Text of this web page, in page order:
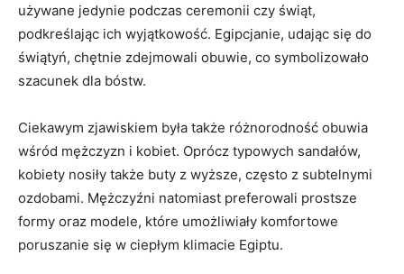
⁢używane jedynie podczas ceremonii czy ⁣świąt,
podkreślając ich wyjątkowość. Egipcjanie,‍ udając⁢ się do
świątyń, chętnie zdejmowali obuwie,⁣ co symbolizowało
szacunek⁢ dla bóstw.
Ciekawym zjawiskiem była także różnorodność obuwia
wśród mężczyzn i kobiet. Oprócz typowych ⁣sandałów,
‍kobiety​ nosiły także buty⁣ z​ wyższe, często z subtelnymi
ozdobami. Mężczyźni natomiast preferowali ‌prostsze
formy oraz modele, które ⁤umożliwiały komfortowe
poruszanie się w ciepłym⁤ klimacie Egiptu.